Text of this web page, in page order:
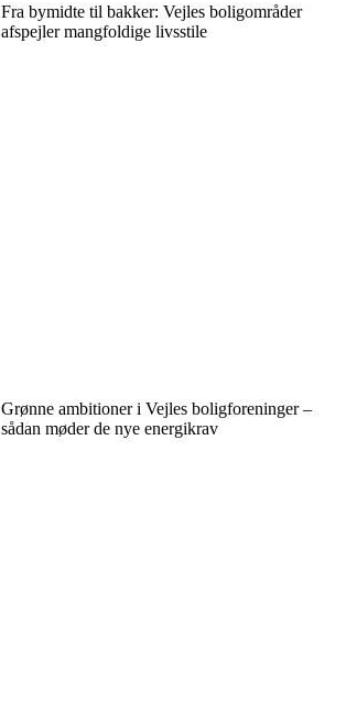
Fra bymidte til bakker: Vejles boligområder
afspejler mangfoldige livsstile
Grønne ambitioner i Vejles boligforeninger –
sådan møder de nye energikrav